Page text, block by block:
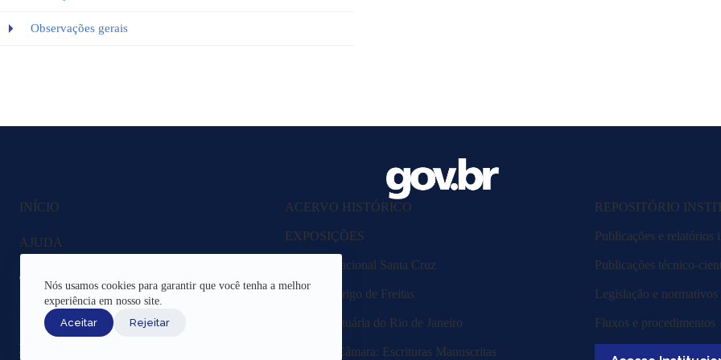
Nós usamos cookies para garantir que você tenha a melhor
experiência em nosso site.
Aceitar
Rejeitar
Observações gerais
INÍCIO
AJUDA
CANAIS DE ATENDIMENTO
TERMOS DE USO
REDES SOCIAIS
ACERVO HISTÓRICO
EXPOSIÇÕES
Fazenda Nacional Santa Cruz
Lagoa Rodrigo de Freitas
Região Portuária do Rio de Janeiro
Livros da Câmara: Escrituras Manuscritas
REPOSITÓRIO
Publicações e relatórios
Publicações técnico-
Legislação e normativos
Fluxos e procedimentos